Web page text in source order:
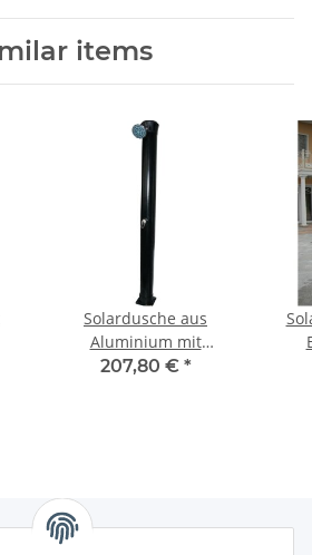
items
Solardusche aus
Aluminium mit
Einhebelmischer
207,80 € *